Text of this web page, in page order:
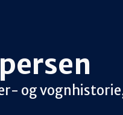
og